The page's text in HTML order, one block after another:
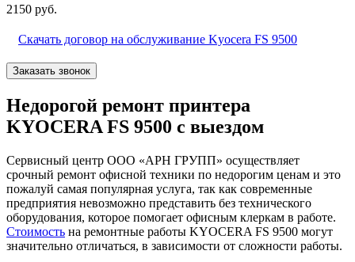
2150 руб.
Скачать договор на обслуживание Kyocera FS 9500
Заказать звонок
Недорогой ремонт принтера
KYOCERA FS 9500 с выездом
Сервисный центр ООО «АРН ГРУПП» осуществляет
срочный ремонт офисной техники по недорогим ценам и это
пожалуй самая популярная услуга, так как современные
предприятия невозможно представить без технического
оборудования, которое помогает офисным клеркам в работе.
Стоимость на ремонтные работы KYOCERA FS 9500 могут
значительно отличаться, в зависимости от сложности работы.